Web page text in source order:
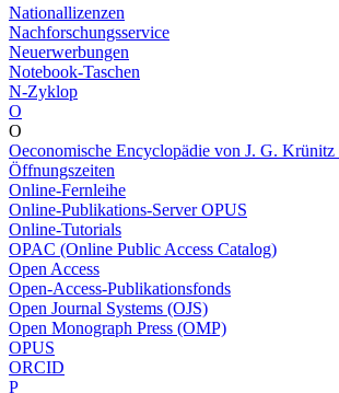
Nationallizenzen
Nachforschungsservice
Neuerwerbungen
Notebook-Taschen
N-Zyklop
O
O
Oeconomische Encyclopädie von J. G.
Öffnungszeiten
Online-Fernleihe
Online-Publikations-Server OPUS
Online-Tutorials
OPAC (Online Public Access Catalog)
Open Access
Open-Access-Publikationsfonds
Open Journal Systems (OJS)
Open Monograph Press (OMP)
OPUS
ORCID
P